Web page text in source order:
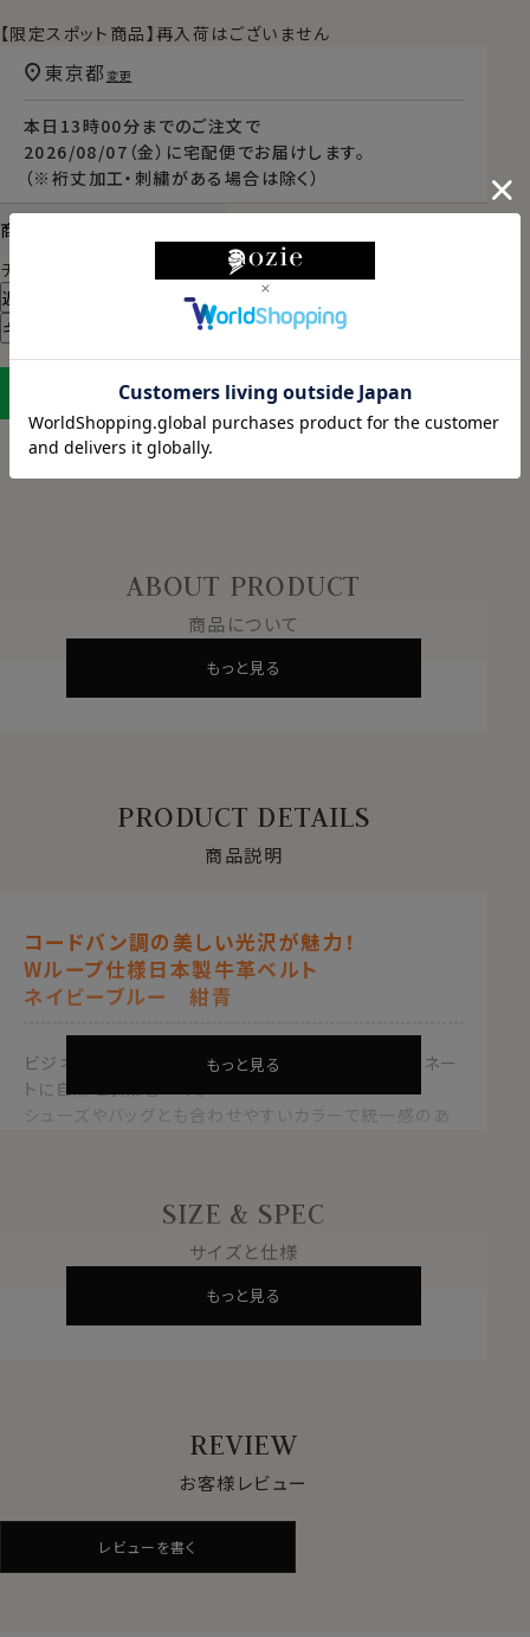
【限定スポット商品】再入荷はございません
本日 13時00分 までのご注文で
2026/08/07（金） に宅配便 でお届けします。
（※裄丈加工・刺繍がある場合は除く）
東京都 変更
商品についてのお問い合わせ
チャットでお問い合わせ
返品・交換について
ギフトラッピングについて
LINEに保存する
ABOUT PRODUCT
商品について
もっと見る
PRODUCT DETAILS
商品説明
コードバン調の美しい光沢が魅力！
Wループ仕様日本製牛革ベルト
ネイビーブルー 紺青
ビジネスからカジュアルまで幅広く対応し、コーディネー
トに自然と馴染む一本。
シューズやバッグとも合わせやすいカラーで統一感のあ
トとしてもおすすめです。
素材
表＝牛革
裏＝牛革
約113cm（バックル含む）
約4.0cm（バックル）
カット
可能
約 3.0cm
もっと見る
SIZE & SPEC
サイズと仕様
もっと見る
REVIEW
お客様レビュー
レビューを書く